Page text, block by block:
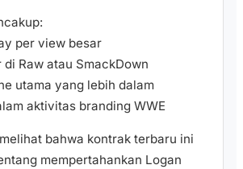
per view besar
Raw atau SmackDown
utama yang lebih dalam
aktivitas branding WWE
bahwa kontrak terbaru ini
mempertahankan Logan